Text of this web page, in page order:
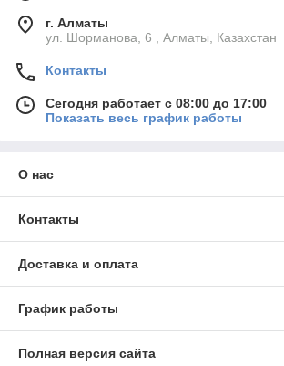
г. Алматы
ул. Шорманова, 6 , Алматы, Казахстан
Контакты
Сегодня работает с 08:00 до 17:00
Показать весь график работы
О нас
Контакты
Доставка и оплата
График работы
Полная версия сайта